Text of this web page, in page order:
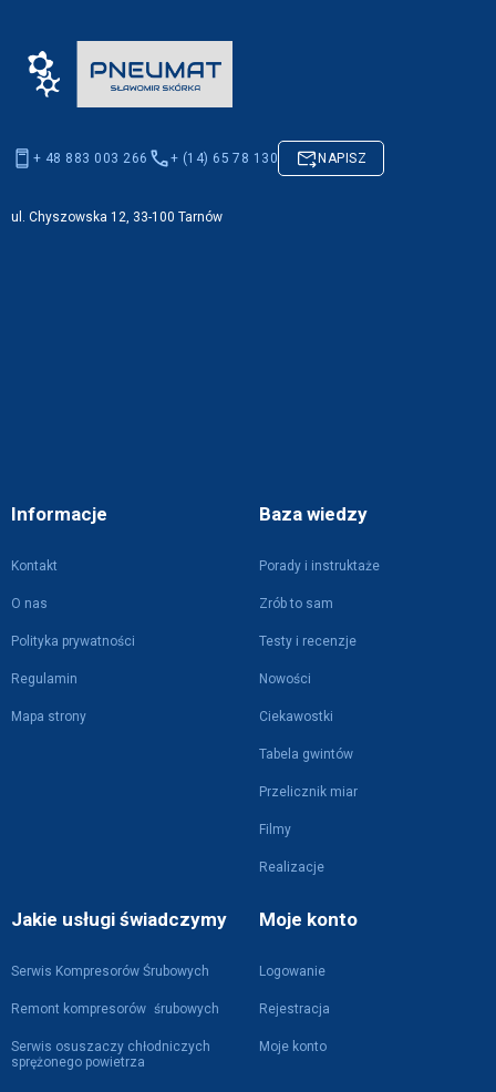
Informacje
Kontakt
O nas
Polityka prywatności
Regulamin
Mapa strony
Baza wiedzy
Porady i instruktaże
Zrób to sam
Testy i recenzje
Nowości
Ciekawostki
Tabela gwintów
Przelicznik miar
Filmy
Realizacje
Jakie usługi świadczymy
Serwis Kompresorów Śrubowych
Remont kompresorów śrubowych
Serwis osuszaczy chłodniczych
sprężonego powietrza
Moje konto
Logowanie
Rejestracja
Moje konto
+ 48 883 003 266 + (14) 65 78 130 NAPISZ
ul. Chyszowska 12, 33-100 Tarnów